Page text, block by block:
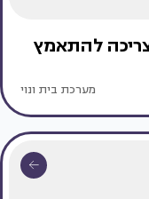
להתאמץ
מערכת בית ונוי